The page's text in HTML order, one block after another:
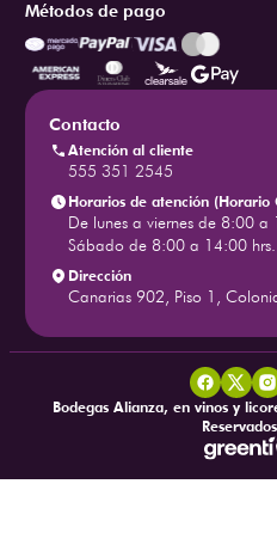
Métodos de pago
Contacto
Atención al cliente
555 351 2545
Horarios de atención (Horario
De lunes a viernes de 8:00 a
Sábado de 8:00 a 14:00 hrs.
Dirección
Canarias 902, Piso 1,
Bodegas Alianza, en vinos y